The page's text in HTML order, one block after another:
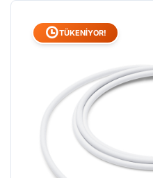
TÜKENİYOR!